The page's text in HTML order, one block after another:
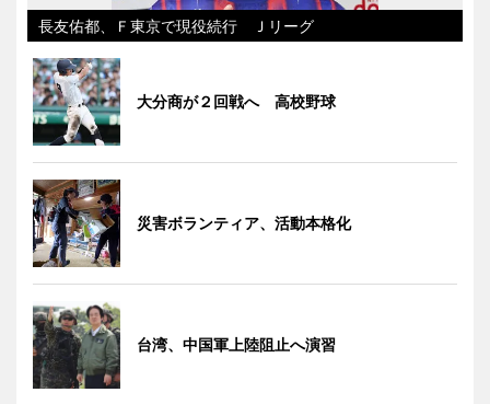
長友佑都、Ｆ東京で現役続行 Ｊリーグ
大分商が２回戦へ 高校野球
災害ボランティア、活動本格化
台湾、中国軍上陸阻止へ演習